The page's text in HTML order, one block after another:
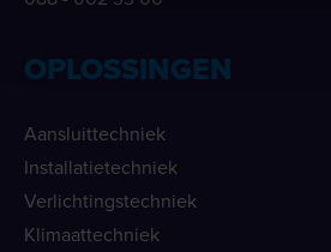
OPLOSSINGEN
Aansluittechniek
Installatietechniek
Verlichtingstechniek
Klimaattechniek